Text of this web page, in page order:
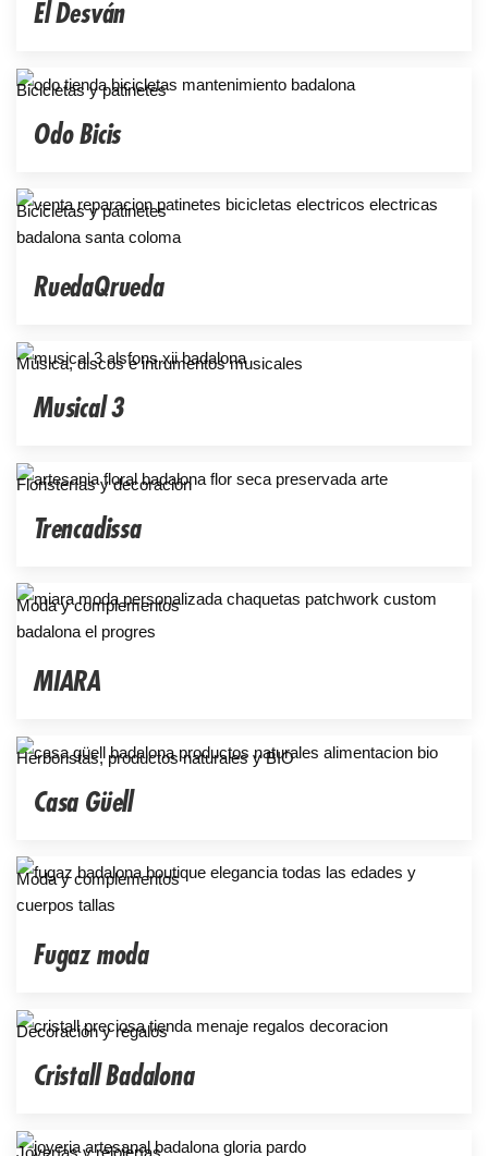
El Desván
Odo Bicis
Bicicletas y patinetes
RuedaQrueda
Bicicletas y patinetes
Musical 3
Música, discos e intrumentos musicales
Trencadissa
Floristerías y decoración
MIARA
Moda y complementos
Casa Güell
Herboristas, productos naturales y BIO
Fugaz moda
Moda y complementos
Cristall Badalona
Decoración y regalos